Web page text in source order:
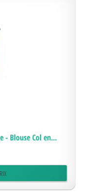
- Blouse Col en...